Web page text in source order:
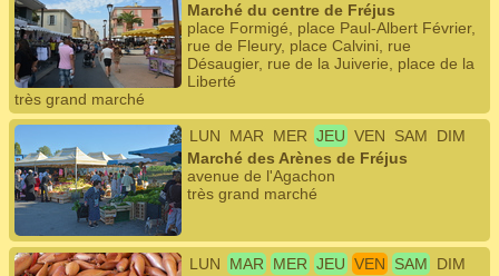
Marché du centre de Fréjus
place Formigé, place Paul-Albert Février,
rue de Fleury, place Calvini, rue
Désaugier, rue de la Juiverie, place de la
Liberté
très grand marché
LUN MAR MER JEU VEN SAM
DIM
Marché des Arènes de Fréjus
avenue de l'Agachon
très grand marché
LUN MAR MER JEU VEN SAM
DIM